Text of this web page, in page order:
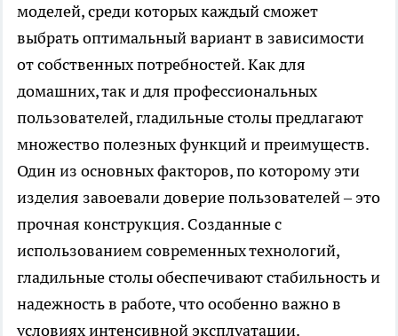
моделей, среди которых каждый сможет
выбрать оптимальный вариант в зависимости
от собственных потребностей. Как для
домашних, так и для профессиональных
пользователей, гладильные столы предлагают
множество полезных функций и преимуществ.
Один из основных факторов, по которому эти
изделия завоевали доверие пользователей – это
прочная конструкция. Созданные с
использованием современных технологий,
гладильные столы обеспечивают стабильность и
надежность в работе, что особенно важно в
условиях интенсивной эксплуатации.